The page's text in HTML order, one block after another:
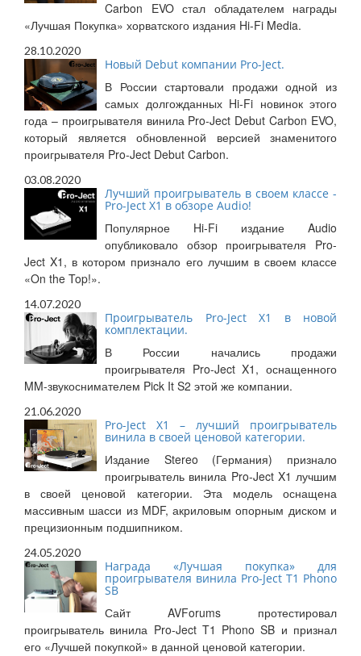
Carbon EVO стал обладателем награды
«Лучшая Покупка» хорватского издания Hi-Fi Media.
28.10.2020
Новый Debut компании Pro-Ject.
В России стартовали продажи одной из
самых долгожданных Hi-Fi новинок этого
года – проигрывателя винила Pro-Ject Debut Carbon EVO,
который является обновленной версией знаменитого
проигрывателя Pro-Ject Debut Carbon.
03.08.2020
Лучший проигрыватель в своем классе -
Pro-Ject X1 в обзоре Audio!
Популярное Hi-Fi издание Audio
опубликовало обзор проигрывателя Pro-
Ject X1, в котором признало его лучшим в своем классе
«On the Top!».
14.07.2020
Проигрыватель Pro-Ject X1 в новой
комплектации.
В России начались продажи
проигрывателя Pro-Ject X1, оснащенного
MM-звукоснимателем Pick It S2 этой же компании.
21.06.2020
Pro-Ject X1 – лучший проигрыватель
винила в своей ценовой категории.
Издание Stereo (Германия) признало
проигрыватель винила Pro-Ject X1 лучшим
в своей ценовой категории. Эта модель оснащена
массивным шасси из MDF, акриловым опорным диском и
прецизионным подшипником.
24.05.2020
Награда «Лучшая покупка» для
проигрывателя винила Pro-Ject T1 Phono
SB
Сайт AVForums протестировал
проигрыватель винила Pro-Ject T1 Phono SB и признал
его «Лучшей покупкой» в данной ценовой категории.